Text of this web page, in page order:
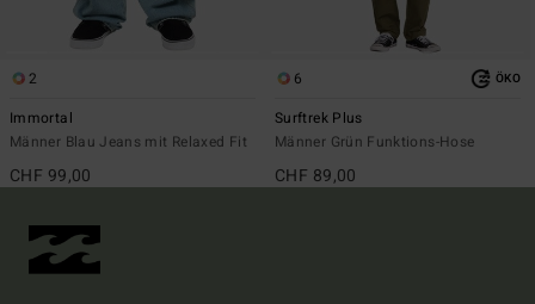
2
Immortal
Männer Blau Jeans mit Relaxed Fit
CHF 99,00
6 ÖKO
Surftrek Plus
Männer Grün Funktions-Hose
CHF 89,00